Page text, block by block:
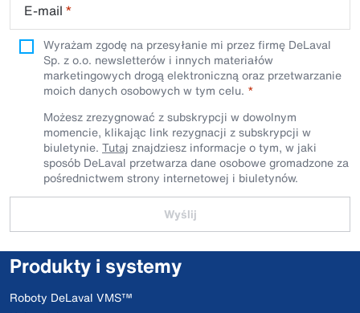
E-mail *
Wyrażam zgodę na przesyłanie mi przez firmę DeLaval
Sp. z o.o. newsletterów i innych materiałów
marketingowych drogą elektroniczną oraz przetwarzanie
moich danych osobowych w tym celu.
Możesz zrezygnować z subskrypcji w dowolnym
momencie, klikając link rezygnacji z subskrypcji w
biuletynie. Tutaj znajdziesz informacje o tym, w jaki
sposób DeLaval przetwarza dane osobowe gromadzone za
pośrednictwem strony internetowej i biuletynów.
Wyślij
Produkty i systemy
Roboty DeLaval VMS™